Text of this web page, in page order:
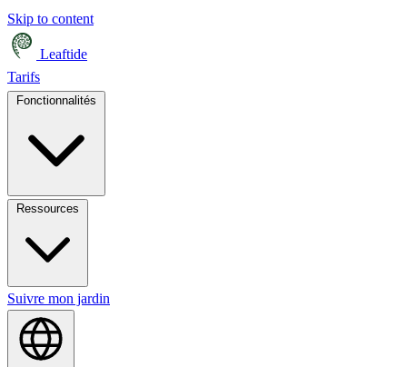
Skip to content
Leaftide
Tarifs
Suivre mon jardin